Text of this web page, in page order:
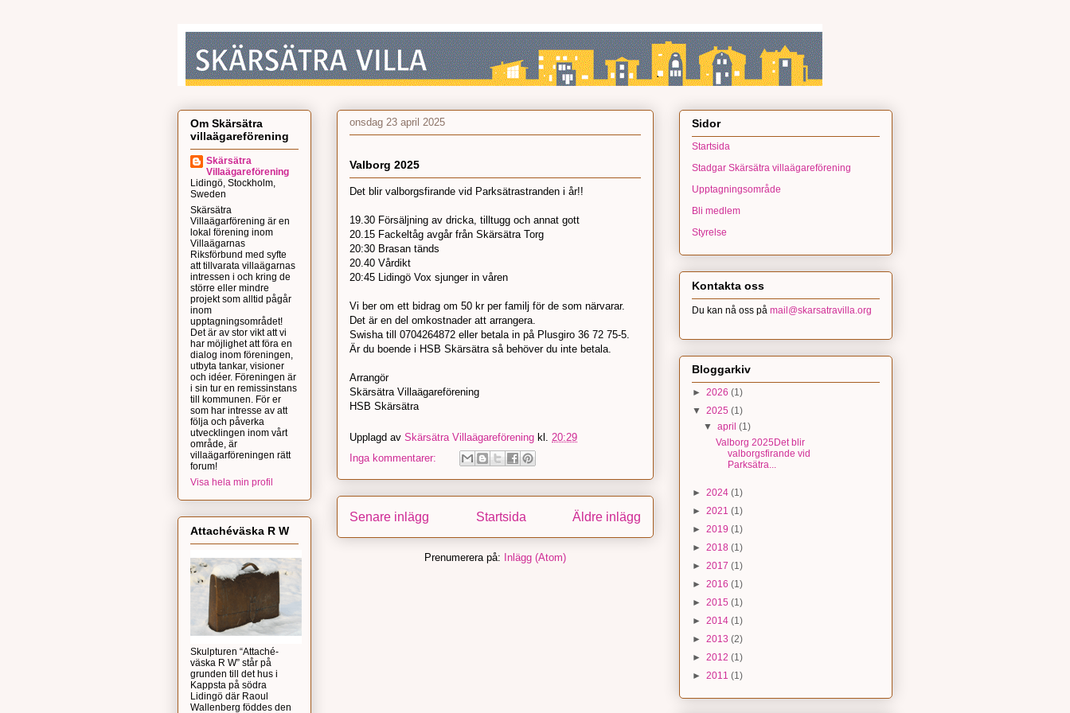
onsdag 23 april 2025
Valborg 2025
Det blir valborgsfirande vid Parksätrastranden i år!!
19.30 Försäljning av dricka, tilltugg och annat gott
20.15 Fackeltåg avgår från Skärsätra Torg
20:30 Brasan tänds
20.40 Vårdikt
20:45 Lidingö Vox sjunger in våren
Vi ber om ett bidrag om 50 kr per familj för de som närvarar.
Det är en del omkostnader att arrangera.
Swisha till 0704264872 eller betala in på Plusgiro 36 72 75-5.
Är du boende i HSB Skärsätra så behöver du inte betala.
Arrangör
Skärsätra Villaägareförening
HSB Skärsätra
Upplagd av Skärsätra Villaägareförening kl. 20:29
Inga kommentarer:
Senare inlägg Äldre inlägg
Startsida
Prenumerera på: Inlägg (Atom)
Om Skärsätra
villaägareförening
Skärsätra
Villaägareförening
Lidingö, Stockholm,
Sweden
Skärsätra
Villaägarförening är en
lokal förening inom
Villaägarnas
Riksförbund med syfte
att tillvarata villaägarnas
intressen i och kring de
större eller mindre
projekt som alltid pågår
inom
upptagningsområdet!
Det är av stor vikt att vi
har möjlighet att föra en
dialog inom föreningen,
utbyta tankar, visioner
och idéer. Föreningen är
i sin tur en remissinstans
till kommunen. För er
som har intresse av att
följa och påverka
utvecklingen inom vårt
område, är
villaägarföreningen rätt
forum!
Visa hela min profil
Attachéväska R W
Skulpturen “Attaché-
väska R W” står på
grunden till det hus i
Kappsta på södra
Lidingö där Raoul
Wallenberg föddes den
Sidor
Startsida
Stadgar Skärsätra villaägareförening
Upptagningsområde
Bli medlem
Styrelse
Kontakta oss
Du kan nå oss på mail@skarsatravilla.org
Bloggarkiv
► 2026 (1)
▼ 2025 (1)
▼april(1)
Valborg 2025Det blir
valborgsfirande vid
Parksätra...
► 2024 (1)
► 2021 (1)
► 2019 (1)
► 2018 (1)
► 2017 (1)
► 2016 (1)
► 2015 (1)
► 2014 (1)
► 2013 (2)
► 2012 (1)
► 2011 (1)